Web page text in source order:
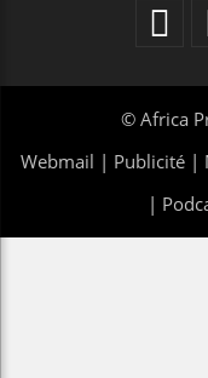
© Africa
Webmail | Publicité |
|